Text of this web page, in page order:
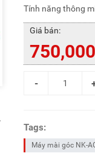
Tính năng thông
Giá bán:
Tags:
Máy mài góc NK-